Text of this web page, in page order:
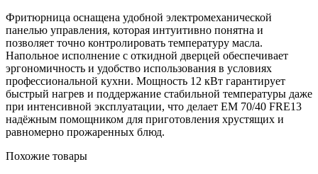
Фритюрница оснащена удобной электромеханической
панелью управления, которая интуитивно понятна и
позволяет точно контролировать температуру масла.
Напольное исполнение с откидной дверцей обеспечивает
эргономичность и удобство использования в условиях
профессиональной кухни. Мощность 12 кВт гарантирует
быстрый нагрев и поддержание стабильной температуры даже
при интенсивной эксплуатации, что делает EM 70/40 FRE13
надёжным помощником для приготовления хрустящих и
равномерно прожаренных блюд.
Похожие товары